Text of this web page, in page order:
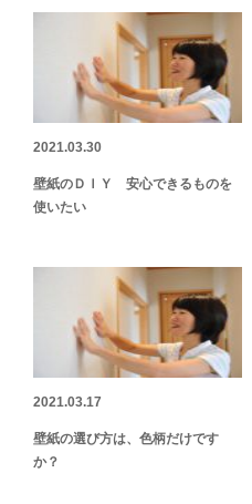
2021.03.30
壁紙のＤＩＹ 安心できるものを
使いたい
2021.03.17
壁紙の選び方は、色柄だけです
か？